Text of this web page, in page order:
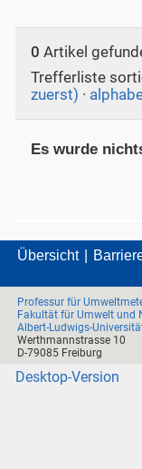
0 Artikel
Trefferliste
zuerst) ·
Es wurde
Übersicht
Professur für
Fakultät für Umwelt und
Albert-Ludwigs-
Werthmannstrasse 10
D-79085 Freiburg
Desktop-Version